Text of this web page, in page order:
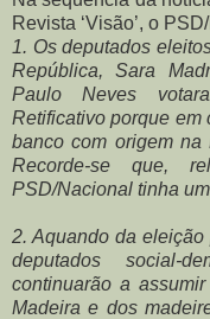
Revista ‘Visão’, o
1. Os deputados
República, Sara
Paulo Neves
Retificativo porque em
banco com origem na
Recorde-se que,
PSD/Nacional tinha
2. Aquando da
deputados social-
continuarão a
Madeira e dos